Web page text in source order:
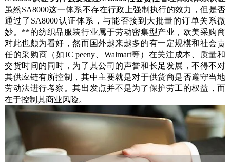
虽然SA8000这一体系不存在行政上强制执行的效力，但是否
通过了 SA8000认证体系，与能否接到大批量的订单关系微
妙。**的纺织品服装行业属于劳动密集型产业，欧美采购商
对此也颇为看好，然而国外越来越多的有一定规模和社会责
任的采购商（如JC peeny、Walmart等）在关注成本、
质量和
交货时间的同时，为了其公司的声誉和长足发展，不得不对
其供应链有所控制，其中主要就是对于供货商是否遵守当地
劳动法进行考察。其出发点并不是为了保护劳工的权益，而
在于控制其商业风险。